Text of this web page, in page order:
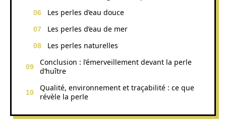
Les perles d’eau douce
Les perles d’eau de mer
Les perles naturelles
Conclusion : l’émerveillement devant la perle
d’huître
Qualité, environnement et traçabilité : ce que
révèle la perle